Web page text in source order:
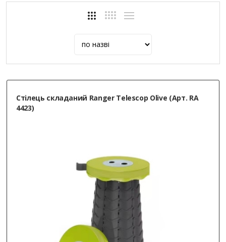
Cтілець складаний Ranger Telescop Olive (Арт. RA
4423)